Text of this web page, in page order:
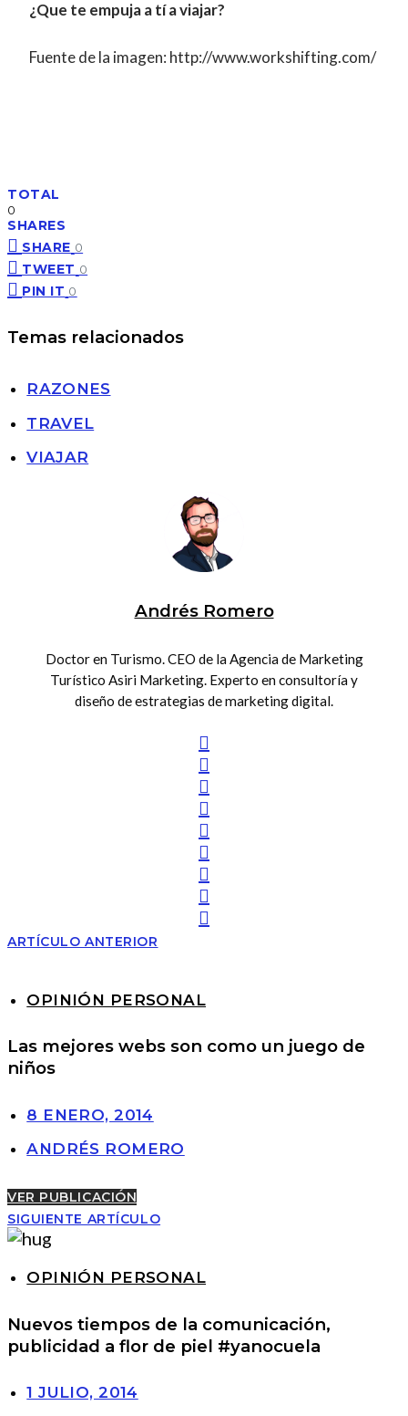
¿Que te empuja a tí a viajar?
Fuente de la imagen: http://www.workshifting.com/
TOTAL
0
SHARES
SHARE 0
TWEET 0
PIN IT 0
Temas relacionados
RAZONES
TRAVEL
VIAJAR
Andrés Romero
Doctor en Turismo. CEO de la Agencia de Marketing
Turístico Asiri Marketing. Experto en consultoría y
diseño de estrategias de marketing digital.
ARTÍCULO ANTERIOR
OPINIÓN PERSONAL
Las mejores webs son como un juego de
niños
8 ENERO, 2014
ANDRÉS ROMERO
VER PUBLICACIÓN
SIGUIENTE ARTÍCULO
OPINIÓN PERSONAL
Nuevos tiempos de la comunicación,
publicidad a flor de piel #yanocuela
1 JULIO, 2014